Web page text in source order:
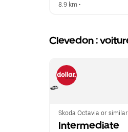
8.9 km •
Clevedon :
Skoda Octavia or similar
Intermediate